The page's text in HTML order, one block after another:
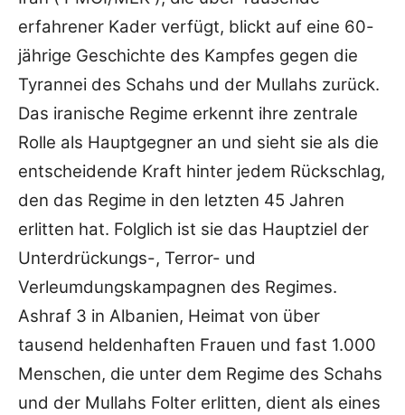
erfahrener Kader verfügt, blickt auf eine 60-
jährige Geschichte des Kampfes gegen die
Tyrannei des Schahs und der Mullahs zurück.
Das iranische Regime erkennt ihre zentrale
Rolle als Hauptgegner an und sieht sie als die
entscheidende Kraft hinter jedem Rückschlag,
den das Regime in den letzten 45 Jahren
erlitten hat. Folglich ist sie das Hauptziel der
Unterdrückungs-, Terror- und
Verleumdungskampagnen des Regimes.
Ashraf 3 in Albanien, Heimat von über
tausend heldenhaften Frauen und fast 1.000
Menschen, die unter dem Regime des Schahs
und der Mullahs Folter erlitten, dient als eines